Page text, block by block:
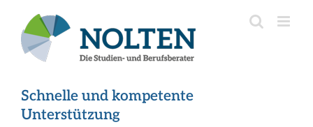
springen
Inhalt
springen
Schnelle und kompetente
Unterstützung